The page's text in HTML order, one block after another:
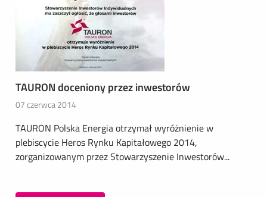
TAURON doceniony przez inwestorów
07 czerwca 2014
TAURON Polska Energia otrzymał wyróżnienie w
plebiscycie Heros Rynku Kapitałowego 2014,
zorganizowanym przez Stowarzyszenie Inwestorów...